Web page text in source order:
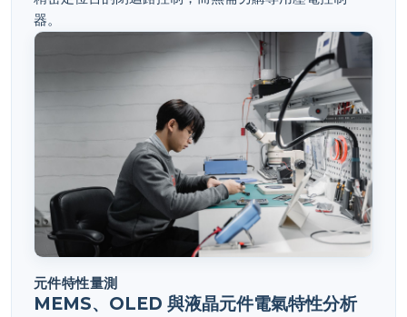
器。
元件特性量測
MEMS、OLED 與液晶元件電氣特性分析